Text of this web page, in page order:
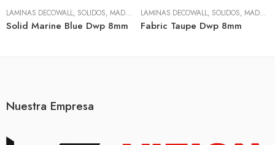
LÁMINAS DECOWALL, SÓLIDOS, MADERA Y TEXTIL
Solid Marine Blue Dwp 8mm
LÁMINAS DECOWALL, SÓLIDOS, MADERA Y TEXTIL
Fabric Taupe Dwp 8mm
Nuestra Empresa